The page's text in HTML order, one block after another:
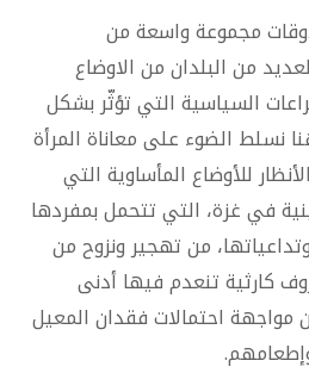
مجموعة واسعة من
من البلدان من الاوضاع
السياسية التي تؤثّر بشكل
نسلط الضوء على معاناة المرأة
للأوضاع المأساوية التي
في غزة، التي تتحمل بمفردها
من تهجير ونزوح من
كارثية تنعدم فيها أدنى
مواجهة احتمالات فقدان المعيل